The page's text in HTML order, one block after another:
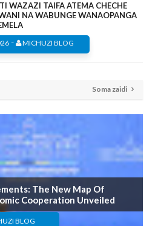
WAZAZI TAIFA ATEMA CHECHE
NA WABUNGE WANAOPANGA
- MICHUZI BLOG
Soma zaidi
The New Map Of
Cooperation Unveiled
BLOG